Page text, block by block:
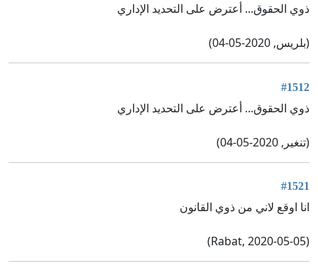
ذوي الحقوق... أعترض على التحديد الإداري
(بلريس, 2020-05-04)
#1512
ذوي الحقوق... أعترض على التحديد الإداري
(تنغير, 2020-05-04)
#1521
انا اوقع لاني من ذوي القانون
(Rabat, 2020-05-05)